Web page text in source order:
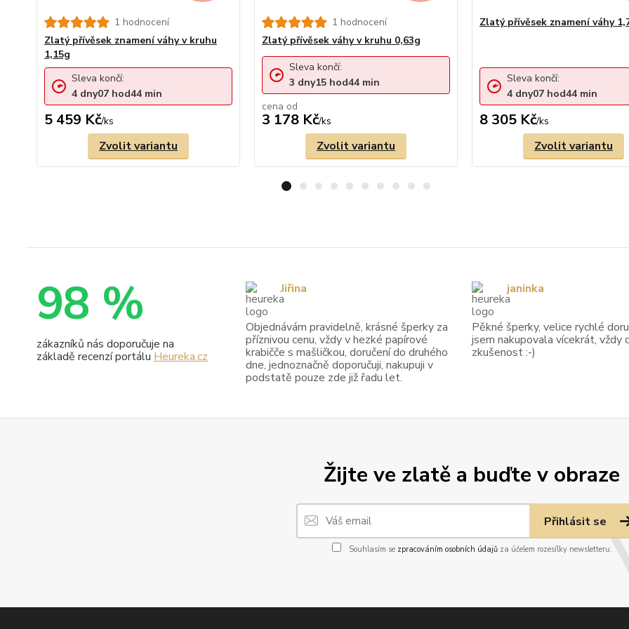
1 hodnocení
Zlatý přívěsek znamení váhy v kruhu
1,15g
5 459 Kč/ks
Sleva končí:
4 dny07 hod44 min
Zvolit variantu
1 hodnocení
Zlatý přívěsek váhy v kruhu 0,63g
cena od
3 178 Kč/ks
Sleva končí:
3 dny15 hod44 min
Zvolit variantu
Zlatý přívěsek znamení váhy
8 305 Kč/ks
Sleva končí:
4 dny07 hod44 min
Zvolit variantu
Žijte ve zlatě a buďte v obraze
Přihlásit se
Souhlasím se zpracováním osobních údajůza účelem rozesílky newsletteru.
98 %
zákazníků nás doporučuje na
základě recenzí portálu Heureka.cz
Objednávám pravidelně, krásné šperky za
příznivou cenu, vždy v hezké papírové
krabičče s mašličkou, doručení do druhého
dne, jednoznačně doporučuji, nakupuji v
podstatě pouze zde již řadu let.
Jiřina
Pěkné šperky, velice rychlé
jsem nakupovala vícekrát, vždy
zkušenost :-)
janinka